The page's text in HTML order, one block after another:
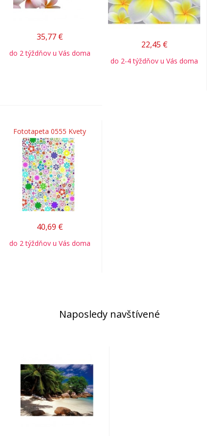
35,77 €
do 2 týždňov u Vás doma
22,45 €
do 2-4 týždňov u Vás doma
Fototapeta 0555 Kvety
40,69 €
do 2 týždňov u Vás doma
Naposledy navštívené